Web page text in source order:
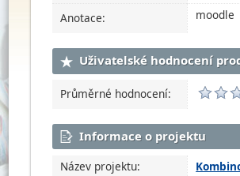
Anotace:
moodle
Uživatelské hodnocení
Průměrné hodnocení:
Informace o projektu
Název projektu: